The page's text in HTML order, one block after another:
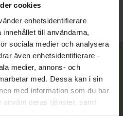
cookies
enhetsidentifierare
till användarna,
sociala medier och analysera
även enhetsidentifierare -
medier, annons- och
med. Dessa kan i sin
med information som du har
använt deras tjänster, samt
framåt. Du är en viktig del